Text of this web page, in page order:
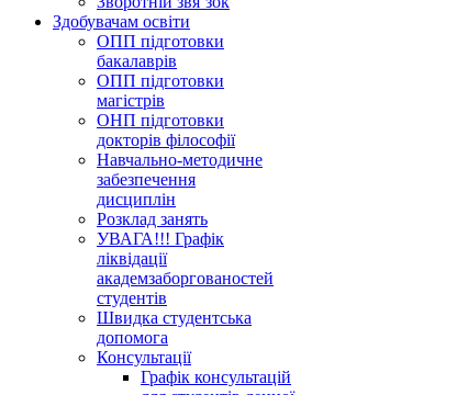
Здобувачам освіти
ОПП підготовки
бакалаврів
ОПП підготовки
магістрів
ОНП підготовки
докторів філософії
Навчально-методичне
забезпечення
дисциплін
Розклад занять
УВАГА!!! Графік
ліквідації
академзаборгованостей
студентів
Швидка студентська
допомога
Консультації
Графік консультацій